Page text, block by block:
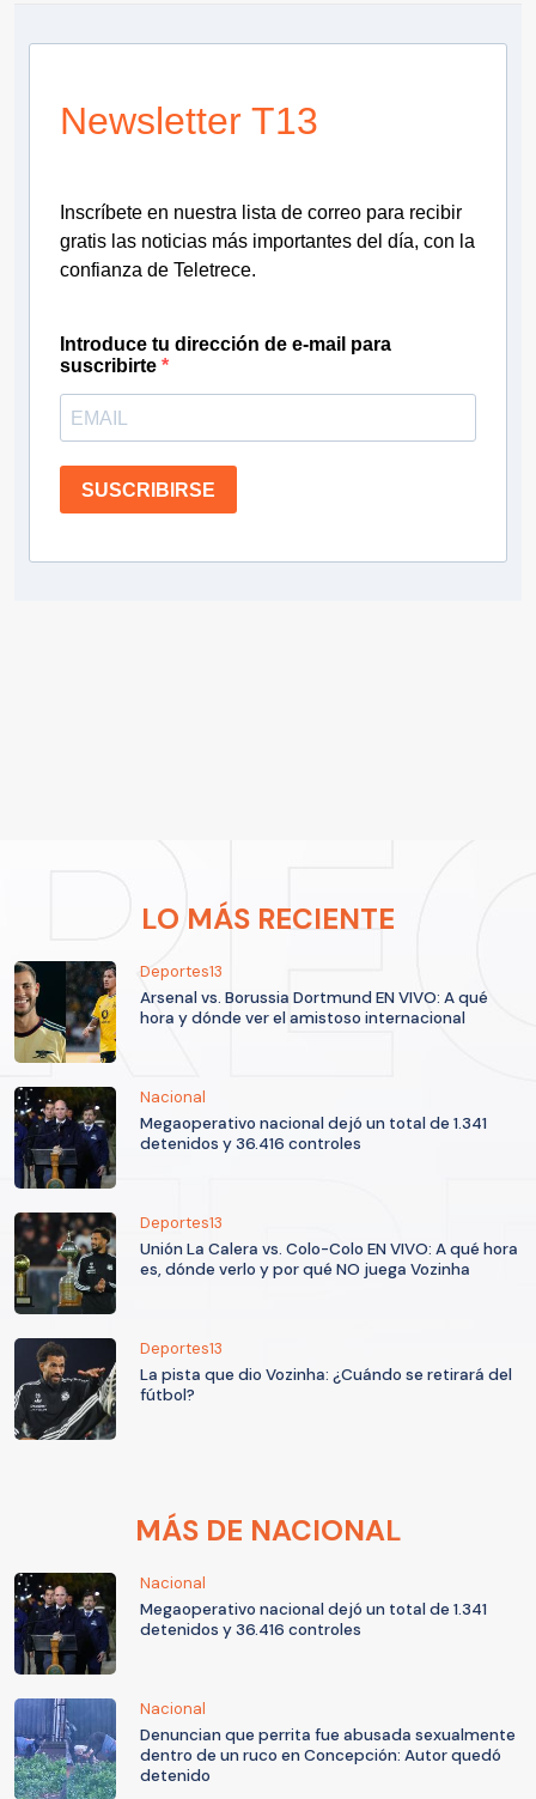
Newsletter T13
Inscríbete en nuestra lista de correo para recibir
gratis las noticias más importantes del día, con la
confianza de Teletrece.
Introduce tu dirección de e-mail para
suscribirte
SUSCRIBIRSE
LO MÁS RECIENTE
Deportes13
Arsenal vs. Borussia Dortmund EN VIVO: A qué
hora y dónde ver el amistoso internacional
Nacional
Megaoperativo nacional dejó un total de 1.341
detenidos y 36.416 controles
Deportes13
Unión La Calera vs. Colo-Colo EN VIVO: A qué hora
es, dónde verlo y por qué NO juega Vozinha
Deportes13
La pista que dio Vozinha: ¿Cuándo se retirará del
fútbol?
MÁS DE NACIONAL
Nacional
Megaoperativo nacional dejó un total de 1.341
detenidos y 36.416 controles
Nacional
Denuncian que perrita fue abusada sexualmente
dentro de un ruco en Concepción: Autor quedó
detenido